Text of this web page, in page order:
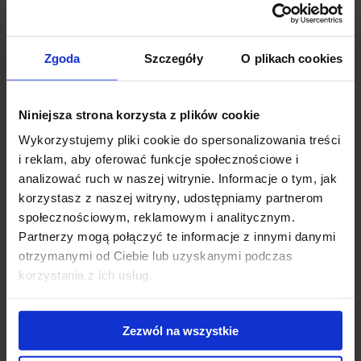
Zgoda Szczegóły O plikach cookies
Niniejsza strona korzysta z plików cookie
Wykorzystujemy pliki cookie do spersonalizowania treści
i reklam, aby oferować funkcje społecznościowe i
analizować ruch w naszej witrynie. Informacje o tym, jak
korzystasz z naszej witryny, udostępniamy partnerom
społecznościowym, reklamowym i analitycznym.
Partnerzy mogą połączyć te informacje z innymi danymi
otrzymanymi od Ciebie lub uzyskanymi podczas
korzystania z ich usług.
Zezwól na wszystkie
na takie czynniki jak m.in. szeroki dostęp do pracowników
lokalne otwarte na współpracę z międzynarodowym biznesem,
sprzyjający klimat inwestycyjny i atrakcyjny dla najemców rynek
finansowych czy badań i rozwoju. Niedawno firma State Street
wynajęła około 14 000 mkw. na swój nowoczesny ośrodek
nowoczesnych usług biznesowych. Obecnie State Street zatrudnia
ponad 2 500 pracowników w Krakowie. Biuro w Gdańsku może
pomieścić ponad 1 000 pracowników, którzy będą świadczyć
usługi finansowe, w tym z zakresu księgowości funduszy
inwestycyjnych, wyceny papierów wartościowych i
sprawozdawczości finansowej. Cieszy nas ogromnie fakt, że State
Street wybrał właśnie Trójmiasto.”
Rynek biurowy w Trójmieście cechuje duża dynamika rozwoju. W
Trójmieście nie brakuje dużych międzynarodowych najemców,
takich jak Bayer, Sony Pictures Entertainment, Amazon, WNS,